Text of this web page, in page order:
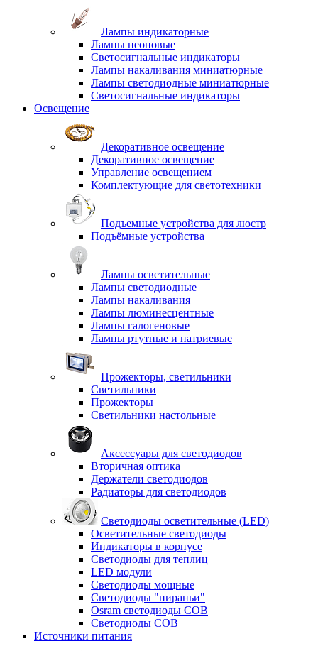
Лампы индикаторные
Лампы неоновые
Светосигнальные индикаторы
Лампы накаливания миниатюрные
Лампы светодиодные миниатюрные
Светосигнальные индикаторы
Освещение
Декоративное освещение
Декоративное освещение
Управление освещением
Комплектующие для светотехники
Подъемные устройства для люстр
Подъёмные устройства
Лампы осветительные
Лампы светодиодные
Лампы накаливания
Лампы люминесцентные
Лампы галогеновые
Лампы ртутные и натриевые
Прожекторы, светильники
Светильники
Прожекторы
Светильники настольные
Аксессуары для светодиодов
Вторичная оптика
Держатели светодиодов
Радиаторы для светодиодов
Светодиоды осветительные (LED)
Осветительные светодиоды
Индикаторы в корпусе
Светодиоды для теплиц
LED модули
Светодиоды мощные
Светодиоды "пираньи"
Osram светодиоды COB
Светодиоды COB
Источники питания